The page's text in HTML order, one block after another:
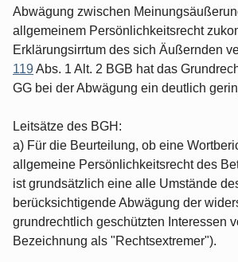
Abwägung zwischen
allgemeinem Persönlichkeitsrecht
Erklärungsirrtum des sich Äußernden
119Abs. 1 Alt. 2 BGB hat das
GG bei der Abwägung ein deutlich
Leitsätze des BGH:
a) Für die Beurteilung, ob eine
allgemeine Persönlichkeitsrecht des
ist grundsätzlich eine alle Umstände
berücksichtigende Abwägung der
grundrechtlich geschützten Interessen
Bezeichnung als "Rechtsextremer").